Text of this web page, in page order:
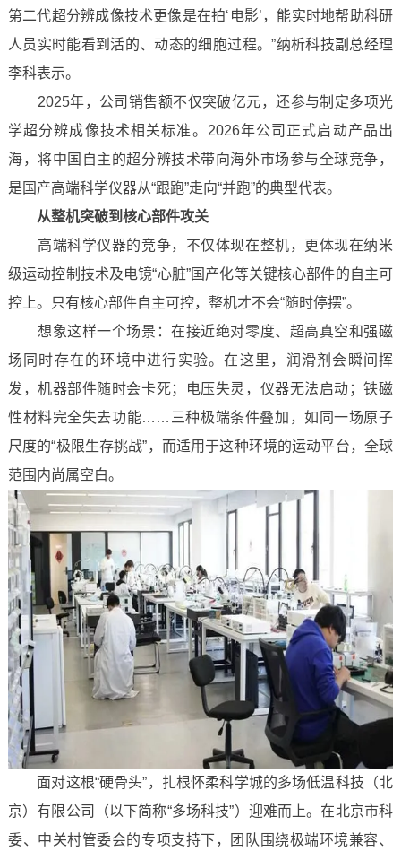
第二代超分辨成像技术更像是在拍‘电影’，能实时地帮助科研
人员实时能看到活的、动态的细胞过程。”纳析科技副总经理
李科表示。
2025年，公司销售额不仅突破亿元，还参与制定多项光
学超分辨成像技术相关标准。2026年公司正式启动产品出
海，将中国自主的超分辨技术带向海外市场参与全球竞争，
是国产高端科学仪器从“跟跑”走向“并跑”的典型代表。
从整机突破到核心部件攻关
高端科学仪器的竞争，不仅体现在整机，更体现在纳米
级运动控制技术及电镜“心脏”国产化等关键核心部件的自主可
控上。只有核心部件自主可控，整机才不会“随时停摆”。
想象这样一个场景：在接近绝对零度、超高真空和强磁
场同时存在的环境中进行实验。在这里，润滑剂会瞬间挥
发，机器部件随时会卡死；电压失灵，仪器无法启动；铁磁
性材料完全失去功能……三种极端条件叠加，如同一场原子
尺度的“极限生存挑战”，而适用于这种环境的运动平台，全球
范围内尚属空白。
面对这根“硬骨头”，扎根怀柔科学城的多场低温科技（北
京）有限公司（以下简称“多场科技”）迎难而上。在北京市科
委、中关村管委会的专项支持下，团队围绕极端环境兼容、